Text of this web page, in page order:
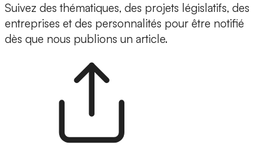
Suivez des thématiques, des projets législatifs, des
entreprises et des personnalités pour être notifié
dès que nous publions un article.